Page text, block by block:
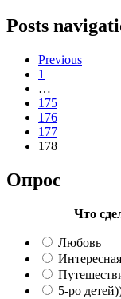
Posts
Previous
1
…
175
176
177
178
Опрос
Что
Любовь
5-ро